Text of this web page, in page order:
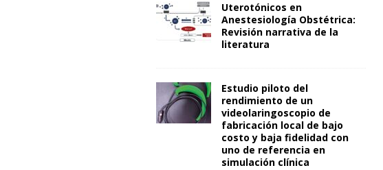
Uterotónicos en
Anestesiología Obstétrica:
Revisión narrativa de la
literatura
Estudio piloto del
rendimiento de un
videolaringoscopio de
fabricación local de bajo
costo y baja fidelidad con
uno de referencia en
simulación clínica